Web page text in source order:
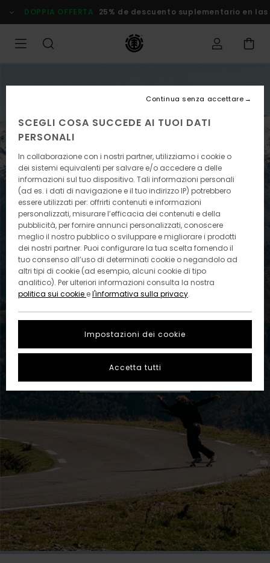
modulo
login
DOPPIA OFFERTA 25% de descuento suplementario en
Diventando un membro di MY ELEMENT
a eventi, offerte di compleanno e tanto
altro ancora.
ISCRIVITI ORA
SCEGLI COSA SUCCEDE AI TUOI DATI
PERSONALI
In collaborazione con i nostri partner, utilizziamo i cookie o
dei sistemi equivalenti per salvare e/o accedere a delle
informazioni sul tuo dispositivo. Tali informazioni personali
(ad es. i dati di navigazione e il tuo indirizzo IP) potrebbero
essere utilizzati per: offrirti contenuti e informazioni
personalizzati, misurare l’efficacia dei contenuti e della
pubblicità, per fornire annunci personalizzati, conoscere
meglio il nostro pubblico o sviluppare e migliorare i prodotti
dei nostri partner. Puoi configurare la tua scelta fornendo il
tuo consenso all’uso di determinati cookie o negandolo ad
altri tipi di cookie (ad esempio, alcuni cookie di tipo
analitico). Per ulteriori informazioni consulta la nostra
politica sui cookie el'informativa sulla privacy.
Impostazioni dei cookie
Continua senza accettare
Accetta tutti